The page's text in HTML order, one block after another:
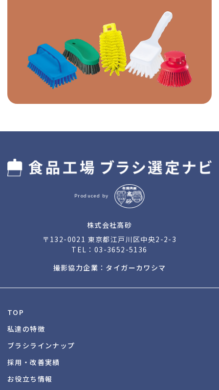
Produced by
株式会社高砂
〒132-0021 東京都江戸川区中央2-2-3
TEL： 03-3652-5136
撮影協力企業：タイガーカワシマ
TOP
私達の特徴
ブラシラインナップ
採用・改善実績
お役立ち情報